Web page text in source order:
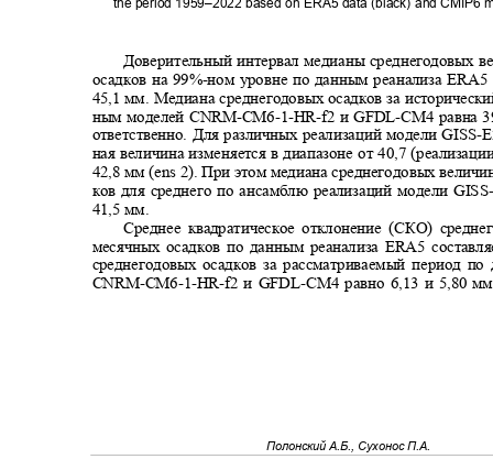
the period 1959–2022 based on ERA5 data (black) and CMIP6
Доверительный интервал медианы среднегодовых
осадков на 99%-ном уровне по данным реанализа ERA5
45,1мм. Медиана среднегодовых осадков за
ным моделей CNRM-CM6-1-HR-f2 иGFDL-CM4 равна
ответственно. Для различных реализаций моделиGISS-
ная величина изменяется в диапазоне от 40,7
42,8 мм (ens 2). При этом медиана среднегодовых
ков для среднего по ансамблю реализаций модели
41,5 мм.
Среднее квадратическое отклонение (СКО)
месячных осадков по данным реанализа ERA5
среднегодовых осадков за рассматриваемый период
CNRM-CM6-1-HR-f2 и GFDL-CM4 равно 6,13 и 5,80 мм
Полонский А.Б., Сухонос П.А.